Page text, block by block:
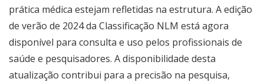
prática médica estejam refletidas na estrutura. A edição
de verão de 2024 da Classificação NLM está agora
disponível para consulta e uso pelos profissionais de
saúde e pesquisadores. A disponibilidade desta
atualização contribui para a precisão na pesquisa,